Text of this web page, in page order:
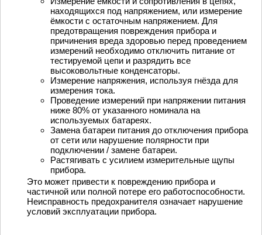
находящихся под напряжением, или измерение
ёмкости с остаточным напряжением. Для
предотвращения повреждения прибора и
причинения вреда здоровью перед проведением
измерений необходимо отключить питание от
тестируемой цепи и разрядить все
высоковольтные конденсаторы.
Измерение напряжения, используя гнёзда для
измерения тока.
Проведение измерений при напряжении питания
ниже 80% от указанного номинала на
используемых батареях.
Замена батареи питания до отключения прибора
от сети или нарушение полярности при
подключении / замене батареи.
Растягивать с усилием измерительные щупы
прибора.
Это может привести к повреждению прибора и
частичной или полной потере его работоспособности.
Неисправность предохранителя означает нарушение
условий эксплуатации прибора.